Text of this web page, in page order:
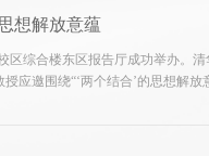
想解放意蕴
区综合楼东区报告厅成功举办。
邀围绕“‘两个结合’的思想解放